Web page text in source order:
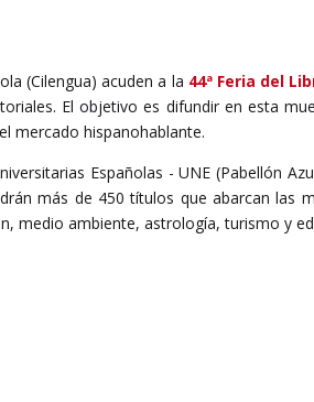
(Cilengua) acuden a la 44ª Feria del
El objetivo es difundir en esta
mercado hispanohablante.
Españolas - UNE (Pabellón
más de 450 títulos que abarcan las
medio ambiente, astrología, turismo y